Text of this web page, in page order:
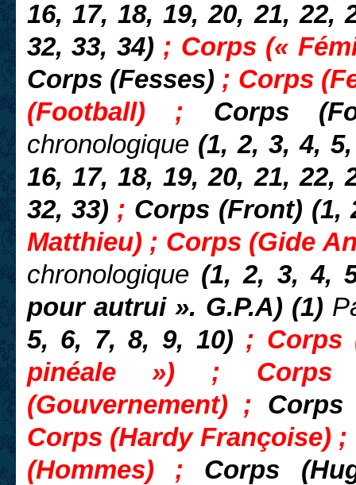
16, 17, 18, 19, 20, 21, 22,
32, 33, 34) ; Corps («
Corps (Fesses) ; Corps
(Football) ; Corps
chronologique(1, 2, 3, 4, 5,
16, 17, 18, 19, 20, 21, 22,
32, 33) ; Corps (Front) (1,
Matthieu) ; Corps (Gide
chronologique(1, 2, 3, 4,
pour autrui ». G.P.A) (1)
5, 6, 7, 8, 9, 10) ; Corps
pinéale ») ; Corps
(Gouvernement) ;
Corps (Hardy Françoise) ;
(Hommes) ; Corps